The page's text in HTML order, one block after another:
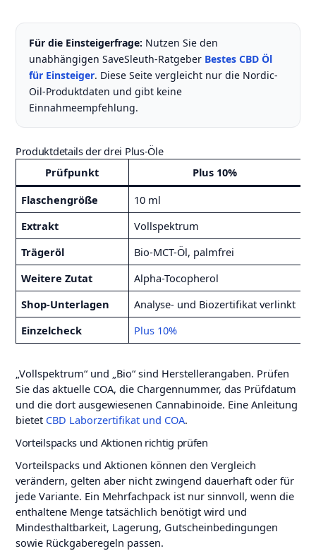
Für die Einsteigerfrage: Nutzen Sie den
unabhängigen SaveSleuth-Ratgeber Bestes CBD Öl
für Einsteiger. Diese Seite vergleicht nur die Nordic-
Oil-Produktdaten und gibt keine
Einnahmeempfehlung.
Produktdetails der drei Plus-Öle
Prüfpunkt
Plus 10%
Flaschengröße
10 ml
Extrakt
Vollspektrum
Trägeröl
Bio-MCT-Öl, palmfrei
Weitere Zutat
Alpha-Tocopherol
Shop-Unterlagen
Analyse- und Biozertifikat verlinkt
Einzelcheck
Plus 10%
„Vollspektrum“ und „Bio“ sind Herstellerangaben. Prüfen
Sie das aktuelle COA, die Chargennummer, das Prüfdatum
und die dort ausgewiesenen Cannabinoide. Eine Anleitung
bietet CBD Laborzertifikat und COA.
Vorteilspacks und Aktionen richtig prüfen
Vorteilspacks und Aktionen können den Vergleich
verändern, gelten aber nicht zwingend dauerhaft oder für
jede Variante. Ein Mehrfachpack ist nur sinnvoll, wenn die
enthaltene Menge tatsächlich benötigt wird und
Mindesthaltbarkeit, Lagerung, Gutscheinbedingungen
sowie Rückgaberegeln passen.